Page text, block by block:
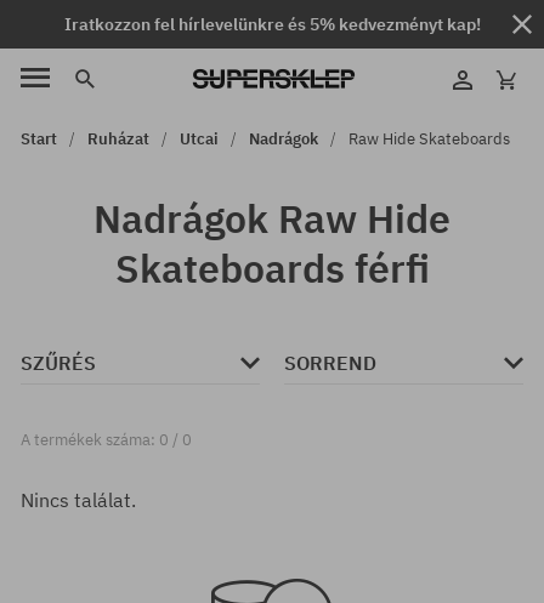
Iratkozzon fel hírlevelünkre és 5% kedvezményt kap!
Start Ruházat Utcai Nadrágok Raw Hide Skateboards
Nadrágok Raw Hide
Skateboards férfi
SZŰRÉS SORREND
A termékek száma: 0 / 0
Nincs találat.